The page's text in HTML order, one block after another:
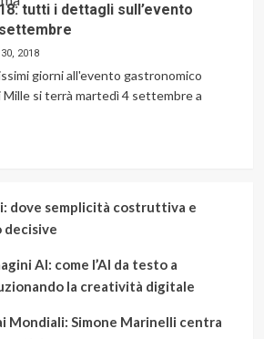
tutti i dettagli sull’evento
2018
giorni all'evento gastronomico
Mille si terrà martedì 4 settembre a
dove semplicità costruttiva e
decisive
AI: come l’AI da testo a
la creatività digitale
Mondiali: Simone Marinelli centra